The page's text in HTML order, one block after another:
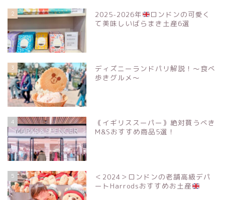
2 2025-2026年
ロンドンの可愛く
て美味しいばらまき土産6選
3
ディズニーランドパリ解説！〜食べ
歩きグルメ〜
4
｟イギリススーパー｠絶対買うべき
M&Sおすすめ商品5選！
5
＜2024＞ロンドンの老舗高級デパ
ートHarrodsおすすめお土産